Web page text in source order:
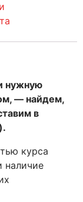
нужную
— найдем,
в
курса
наличие